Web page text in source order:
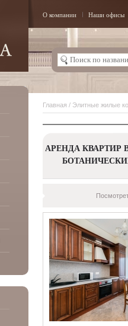
О компании Наши офисы
Главная / Элитные жилые
АРЕНДА КВАРТИР